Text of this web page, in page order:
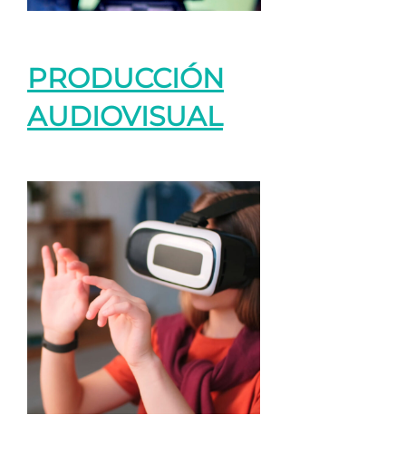
PRODUCCIÓN
AUDIOVISUAL